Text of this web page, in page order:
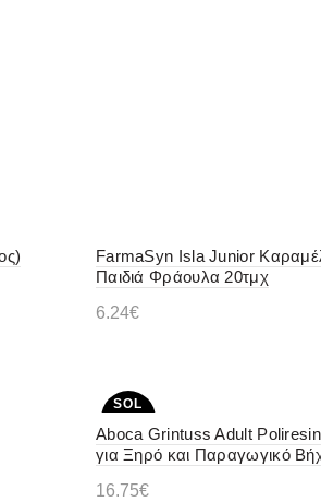
FarmaSyn Isla Junior
Παιδιά Φράουλα 20τμχ
6.24€
SOL
T
Aboca Grintuss Adult
για Ξηρό και Παραγωγικό
16.75€